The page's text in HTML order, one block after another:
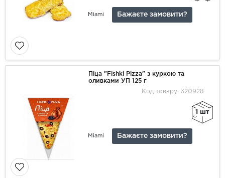
Miami Бажаєте замовити?
Піца "Fishki Pizza" з куркою та
оливками УП 125 г
Код товару: 320928
1 шт
Miami Бажаєте замовити?